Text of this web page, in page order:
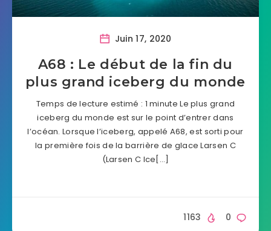
Juin 17, 2020
A68 : Le début de la fin du
plus grand iceberg du monde
Temps de lecture estimé : 1 minute Le plus grand
iceberg du monde est sur le point d’entrer dans
l’océan. Lorsque l’iceberg, appelé A68, est sorti pour
la première fois de la barrière de glace Larsen C
(Larsen C Ice[…]
0
1163